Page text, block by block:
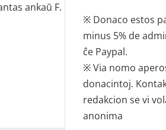
ankaŭ F.
※ Donaco estos
minus 5% de
ĉe Paypal.
※ Via nomo
donacintoj.
redakcion se vi
anonima